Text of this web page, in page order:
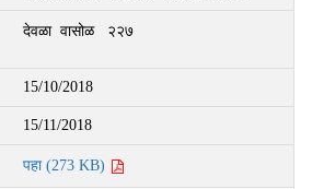
देवळा वासोळ २२७
15/10/2018
15/11/2018
पहा (273 KB)